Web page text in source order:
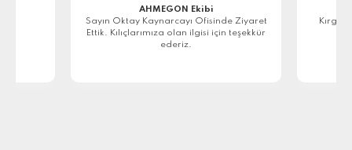
AHMEGON Ekibi
Sayın Oktay Kaynarcayı Ofisinde Ziyaret
Ettik. Kılıçlarımıza olan ilgisi için teşekkür
ederiz.